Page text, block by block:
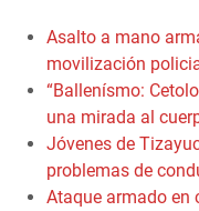
Asalto a mano
movilización
“Ballenísmo:
una mirada al
Jóvenes de
problemas de
Ataque armado en